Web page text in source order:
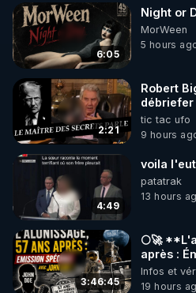
▶ 30 jours gratuit sur
de bien-être ENVOL :
Rendez-vous sur https://
le code : REGENERE
6:05
Night or
MorWeen
5 hours
2:21
Robert
débriefer
génocidaire de
trump
tic tac ufo
9 hours
4:49
voila
patatrak
13 hours
3:46:45
🌕🚀
après :
avec
Infos et
19 hours